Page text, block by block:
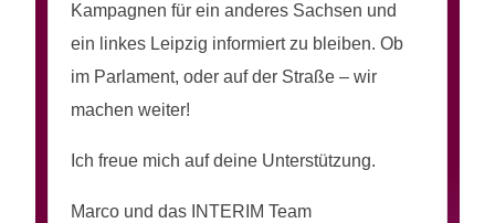
Kampagnen für ein anderes Sachsen und
ein linkes Leipzig informiert zu bleiben. Ob
im Parlament, oder auf der Straße – wir
machen weiter!
Ich freue mich auf deine Unterstützung.
Marco und das INTERIM Team